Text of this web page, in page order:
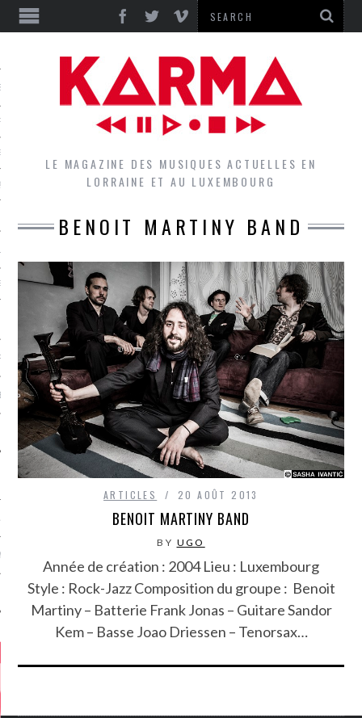
GROUPES DU LOCAL
LE LOCAL DU MAGAZINE
LE MAGAZINE DES MUSIQUES ACTUELLES EN
LORRAINE ET AU LUXEMBOURG
BENOIT MARTINY BAND
ARTICLES 20 AOÛT 2013
BENOIT MARTINY BAND
BY UGO
Année de création : 2004 Lieu : Luxembourg
Style : Rock-Jazz Composition du groupe : Benoit
Martiny – Batterie Frank Jonas – Guitare Sandor
Kem – Basse Joao Driessen – Tenorsax…